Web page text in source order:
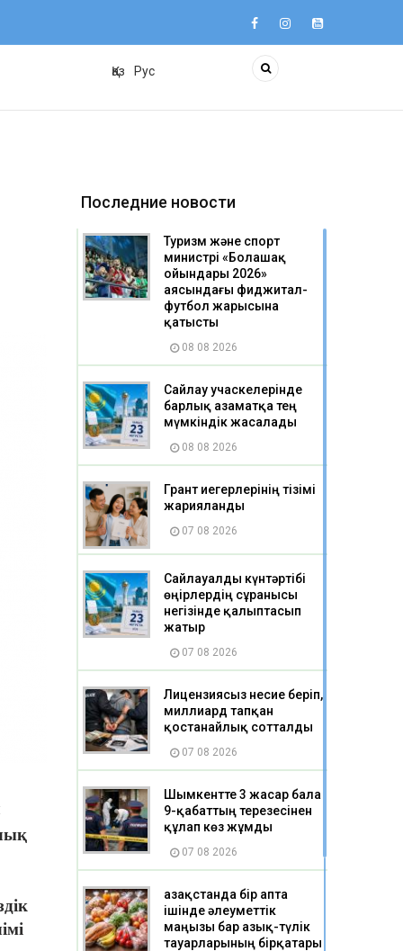
Қаз Рус
Последние новости
Туризм және спорт
министрі «Болашақ
ойындары 2026»
аясындағы фиджитал-
футбол жарысына
қатысты
08 08 2026
Сайлау учаскелерінде
барлық азаматқа тең
мүмкіндік жасалады
08 08 2026
Грант иегерлерінің тізімі
жарияланды
07 08 2026
Сайлауалды күнтәртібі
өңірлердің сұранысы
негізінде қалыптасып
жатыр
07 08 2026
Лицензиясыз несие беріп,
миллиард тапқан
қостанайлық сотталды
07 08 2026
Шымкентте 3 жасар бала
9-қабаттың терезесінен
құлап көз жұмды
07 08 2026
Қазақстанда бір апта
ішінде әлеуметтік
маңызы бар азық-түлік
тауарларының бірқатары